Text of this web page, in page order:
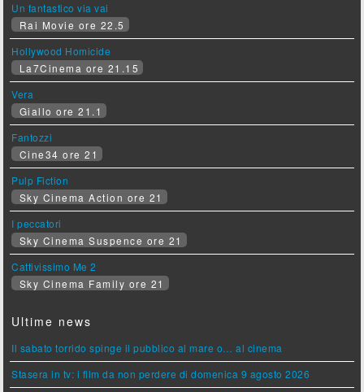
Un fantastico via vai
Rai Movie ore 22.5
Hollywood Homicide
La7Cinema ore 21.15
Vera
Giallo ore 21.1
Fantozzi
Cine34 ore 21
Pulp Fiction
Sky Cinema Action ore 21
I peccatori
Sky Cinema Suspence ore 21
Cattivissimo Me 2
Sky Cinema Family ore 21
Ultime news
Il sabato torrido spinge il pubblico al mare o… al cinema
Stasera in tv: i film da non perdere di domenica 9 agosto 2026